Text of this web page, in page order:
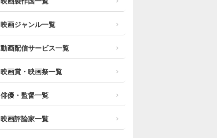
映画ジャンル一覧
動画配信サービス一覧
映画賞・映画祭一覧
俳優・監督一覧
映画評論家一覧